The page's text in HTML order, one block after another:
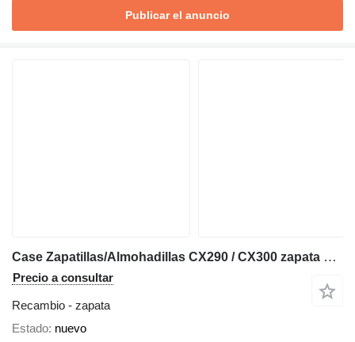
Publicar el anuncio
Case Zapatillas/Almohadillas CX290 / CX300 zapata para Case CX290 / CX300 excavadora
Precio a consultar
Recambio - zapata
Estado nuevo